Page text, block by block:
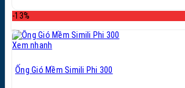
-13%
Xem nhanh
Ống Gió Mềm Simili Phi 300